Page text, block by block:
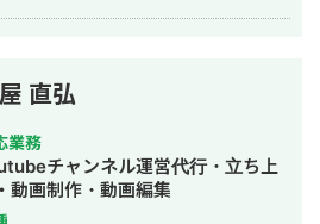
明確にする、それが私の仕事の出
②デザイン制作（実行支
課題が見えたら、次は「動かす」
ーズ。バナー広告・SNS画像・名
パンフレット・ショート動画・サ
イル・アイコン・ヘッダーなど、
直弘
業務
チャンネル運営代行・立ち上
動画制作・動画編集